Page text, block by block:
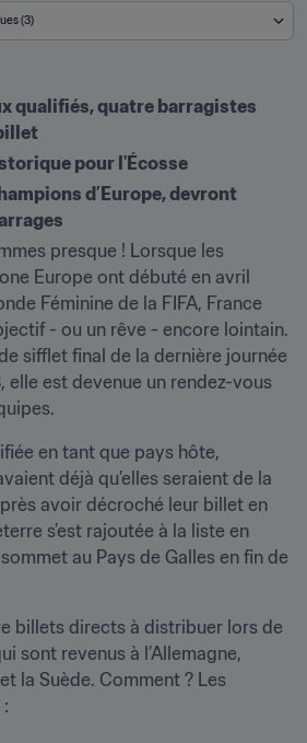
(3)
qualifiés, quatre barragistes
pour l'Écosse
d’Europe, devront
presque ! Lorsque les
Europe ont débuté en avril
Féminine de la FIFA, France
- ou un rêve - encore lointain.
sifflet final de la dernière journée
elle est devenue un rendez-vous
en tant que pays hôte,
déjà qu’elles seraient de la
avoir décroché leur billet en
s’est rajoutée à la liste en
au Pays de Galles en fin de
billets directs à distribuer lors de
sont revenus à l’Allemagne,
la Suède. Comment ? Les